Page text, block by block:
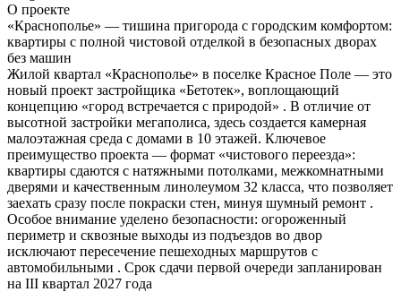
О проекте
«Краснополье» — тишина пригорода с городским комфортом:
квартиры с полной чистовой отделкой в безопасных дворах
без машин
Жилой квартал «Краснополье» в поселке Красное Поле — это
новый проект застройщика «Бетотек», воплощающий
концепцию «город встречается с природой» . В отличие от
высотной застройки мегаполиса, здесь создается камерная
малоэтажная среда с домами в 10 этажей. Ключевое
преимущество проекта — формат «чистового переезда»:
квартиры сдаются с натяжными потолками, межкомнатными
дверями и качественным линолеумом 32 класса, что позволяет
заехать сразу после покраски стен, минуя шумный ремонт .
Особое внимание уделено безопасности: огороженный
периметр и сквозные выходы из подъездов во двор
исключают пересечение пешеходных маршрутов с
автомобильными . Срок сдачи первой очереди запланирован
на III квартал 2027 года